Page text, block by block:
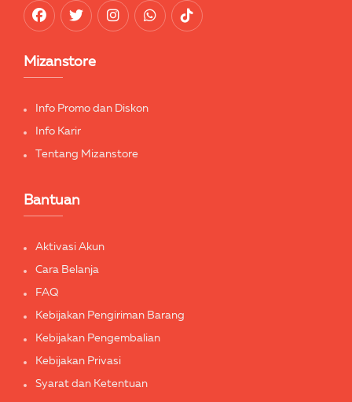
Mizanstore
Info Promo dan Diskon
Info Karir
Tentang Mizanstore
Bantuan
Aktivasi Akun
Cara Belanja
FAQ
Kebijakan Pengiriman Barang
Kebijakan Pengembalian
Kebijakan Privasi
Syarat dan Ketentuan